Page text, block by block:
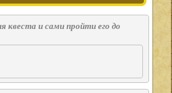
и сами пройти его до